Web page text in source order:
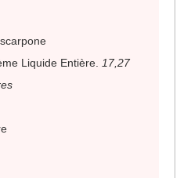
Liquide Entière. 17,27